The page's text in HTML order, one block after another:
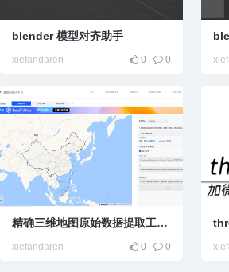
blender 模型对齐助手
0 0
xiefandaren
精确三维地图原始数据提取工作流
0 0
xiefandaren